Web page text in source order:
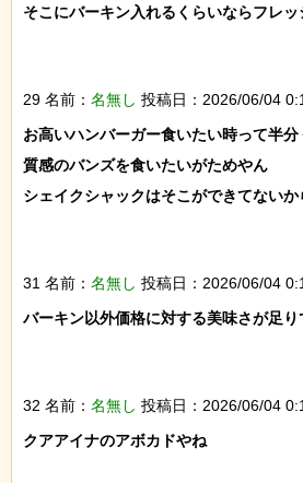
そこにバーキン入れるくらいならフレ
29 名前： 名無し 投稿日：2026/06/04
お高いハンバーガー食いたい時って半
質感のバンズを食いたいがためやん
シェイクシャックはそこができてないか
31 名前： 名無し 投稿日：2026/06/04
バーキン以外価格に対する美味さが足り
32 名前： 名無し 投稿日：2026/06/04
クアアイナのアボカドやね